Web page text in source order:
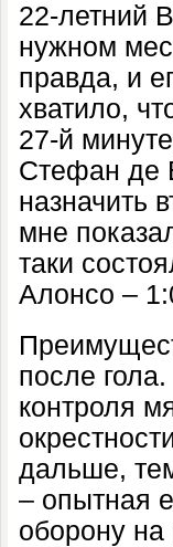
22-летний
нужном
правда, и
хватило,
27-й
Стефан де
назначить
мне
таки
Алонсо –
после
контроля
дальше,
– опытная
оборону